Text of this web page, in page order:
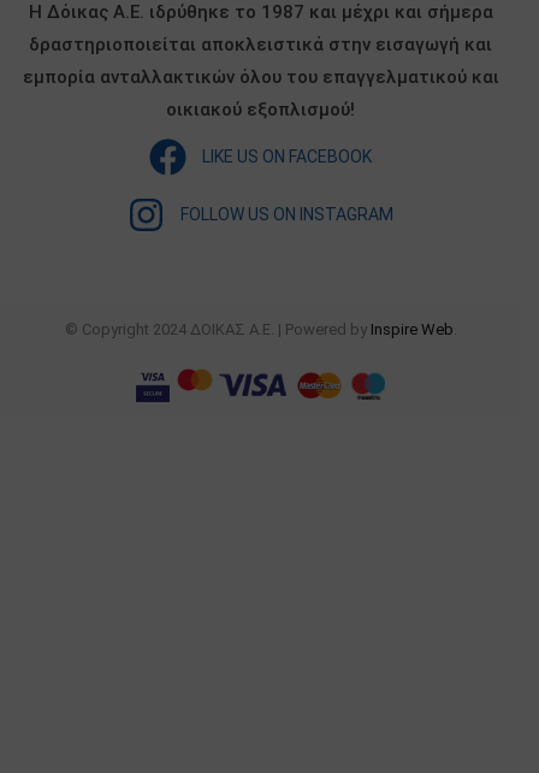
Η Δόικας Α.Ε. ιδρύθηκε το 1987 και μέχρι και σήμερα
δραστηριοποιείται αποκλειστικά στην εισαγωγή και
εμπορία ανταλλακτικών όλου του επαγγελματικού και
οικιακού εξοπλισμού!
LIKE US ON FACEBOOK
FOLLOW US ON INSTAGRAM
© Copyright 2024 ΔΟΙΚΑΣ Α.Ε. | Powered by Inspire Web.